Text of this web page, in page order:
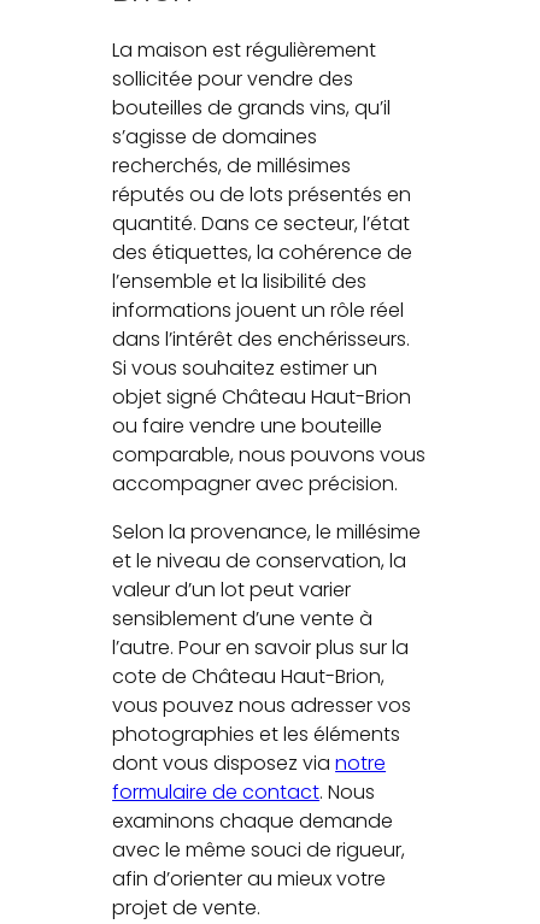
La maison est régulièrement
sollicitée pour vendre des
bouteilles de grands vins, qu’il
s’agisse de domaines
recherchés, de millésimes
réputés ou de lots présentés en
quantité. Dans ce secteur, l’état
des étiquettes, la cohérence de
l’ensemble et la lisibilité des
informations jouent un rôle réel
dans l’intérêt des enchérisseurs.
Si vous souhaitez estimer un
objet signé Château Haut-Brion
ou faire vendre une bouteille
comparable, nous pouvons vous
accompagner avec précision.
Selon la provenance, le millésime
et le niveau de conservation, la
valeur d’un lot peut varier
sensiblement d’une vente à
l’autre. Pour en savoir plus sur la
cote de Château Haut-Brion,
vous pouvez nous adresser vos
photographies et les éléments
dont vous disposez vianotre
formulaire de contact. Nous
examinons chaque demande
avec le même souci de rigueur,
afin d’orienter au mieux votre
projet de vente.